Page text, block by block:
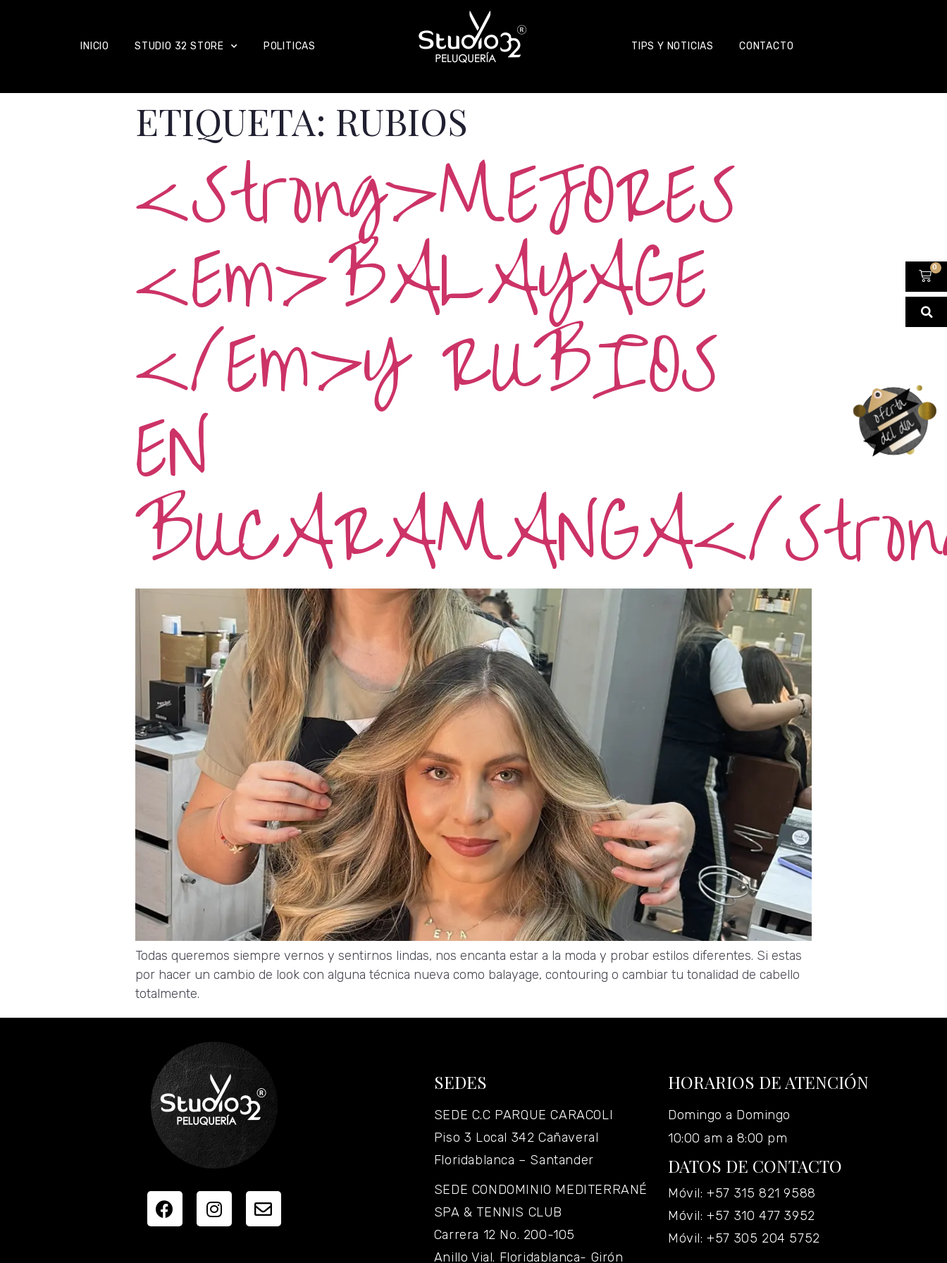
INICIO STUDIO 32 STORE POLITICAS TIPS Y NOTICIAS CONTACTO
0
ETIQUETA: RUBIOS
<strong>MEJORES
<em>BALAYAGE
</em>Y RUBIOS
EN
BUCARAMANGA</
Todas queremos siempre vernos y sentirnos lindas, nos encanta estar a la moda y probar estilos diferentes. Si estas
por hacer un cambio de look con alguna técnica nueva como balayage, contouring o cambiar tu tonalidad de cabello
totalmente.
SEDES
SEDE C.C PARQUE CARACOLI
Piso 3 Local 342 Cañaveral
Floridablanca – Santander
SEDE CONDOMINIO MEDITERRANÉ
SPA & TENNIS CLUB
Carrera 12 No. 200-105
Anillo Vial. Floridablanca- Girón
HORARIOS DE ATENCIÓN
Domingo a Domingo
10:00 am a 8:00 pm
DATOS DE CONTACTO
Móvil: +57 315 821 9588
Móvil: +57 310 477 3952
Móvil: +57 305 204 5752